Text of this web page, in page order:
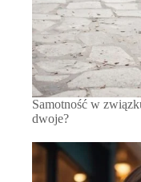
Samotność w
dwoje?